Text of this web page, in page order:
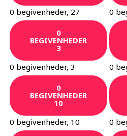
0 begivenheder, 27
0
0
BEGIVENHEDER
3
0 begivenheder,3
0
0
BEGIVENHEDER
10
0 begivenheder, 10
0